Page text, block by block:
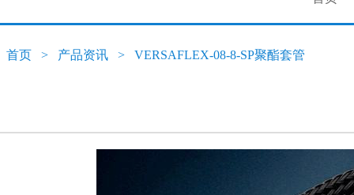
首页 > 产品资讯 > VERSAFLEX-08-8-SP聚酯套管